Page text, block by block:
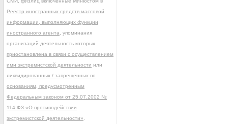
Реестр иностранных средств массовой
информации, выполняющих функции
иностранного агента , упоминания
организаций деятельность которых
приостановлена в связи с осуществлением
ими экстремистской деятельности или
ликвидированных / запрещённых по
основаниям, предусмотренным
Федеральным законом от 25.07.2002 №
114-ФЗ «О противодействии
экстремистской деятельности»